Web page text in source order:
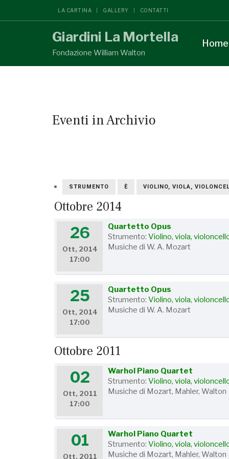
LA CARTINA GALLERY CONTATTI
Giardini La Mortella
Fondazione William Walton
Home
Eventi in Archivio
STRUMENTO È VIOLINO, VIOLA,
Ottobre 2014
26
Ott, 2014
17:00
Quartetto Opus
Strumento:Violino, viola,
Musiche di W. A. Mozart
25
Ott, 2014
17:00
Quartetto Opus
Strumento:Violino, viola,
Musiche di W. A. Mozart
Ottobre 2011
02
Ott, 2011
17:00
Warhol Piano Quartet
Strumento:Violino, viola,
Musiche di Mozart, Mahler, Walton
01
Ott, 2011
Warhol Piano Quartet
Strumento:Violino, viola,
Musiche di Mozart, Mahler, Walton